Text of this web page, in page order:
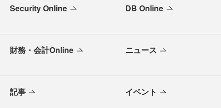
Security Online DB Online
財務・会計Online ニュース
記事 イベント